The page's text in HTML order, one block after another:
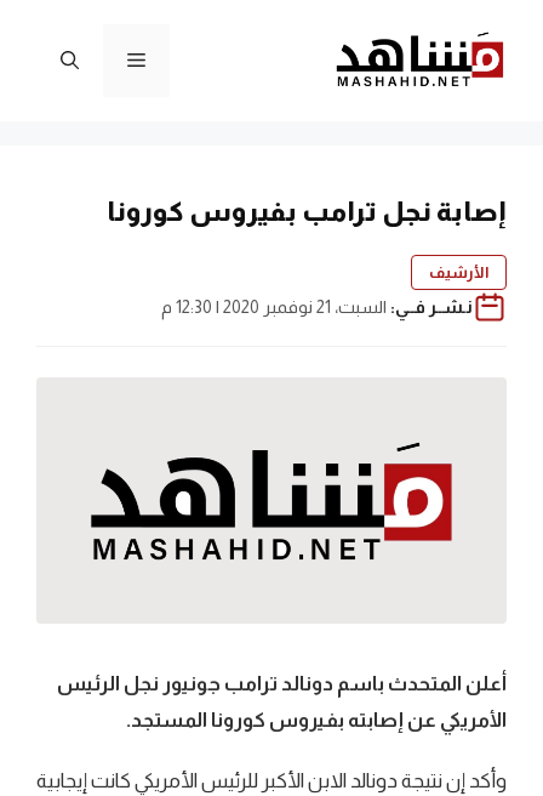
المحتوى
القائمة
إصابة نجل ترامب بفيروس كورونا
الأرشيف
نـشــر فــي: السبت، 21 نوفمبر 2020 | 12:30 م
أعلن المتحدث باسم دونالد ترامب جونيور نجل الرئيس
الأمريكي عن إصابته بفيروس كورونا المستجد.
وأكد إن نتيجة دونالد الابن الأكبر للرئيس الأمريكي كانت إيجابية